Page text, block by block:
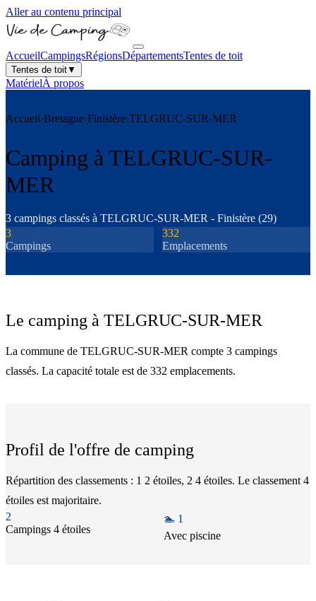
Aller au contenu principal
AccueilCampingsRégionsDépartementsTentes de toit
Tentes de toit▼
MatérielÀ propos
Accueil›Bretagne›Finistère›TELGRUC-SUR-MER
Camping à TELGRUC-SUR-
MER
3 campings classés à TELGRUC-SUR-MER - Finistère (29)
3
Campings
332
Emplacements
Le camping à TELGRUC-SUR-MER
La commune de TELGRUC-SUR-MER compte 3 campings
classés. La capacité totale est de 332 emplacements.
Profil de l'offre de camping
Répartition des classements : 1 2 étoiles, 2 4 étoiles. Le classement 4
étoiles est majoritaire.
2
Campings 4 étoiles
🏊 1
Avec piscine